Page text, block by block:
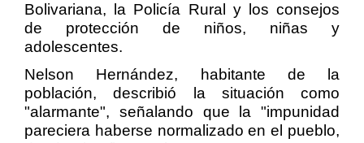
Bolivariana, la Policía Rural y los consejos
de protección de niños, niñas y
adolescentes.
Nelson Hernández, habitante de la
población, describió la situación como
"alarmante", señalando que la "impunidad
pareciera haberse normalizado en el pueblo,